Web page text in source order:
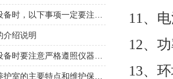
11、
12、
13、
介绍说明